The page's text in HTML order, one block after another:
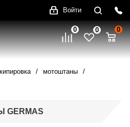
Войти
0 0 0
мотоштаны